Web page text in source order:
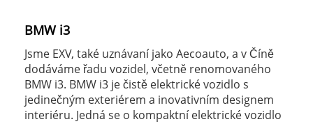
BMW i3
Jsme EXV, také uznávaní jako Aecoauto, a v Číně
dodáváme řadu vozidel, včetně renomovaného
BMW i3. BMW i3 je čistě elektrické vozidlo s
jedinečným exteriérem a inovativním designem
interiéru. Jedná se o kompaktní elektrické vozidlo